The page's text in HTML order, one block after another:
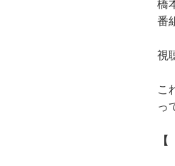
橋
番
視
こ
っ